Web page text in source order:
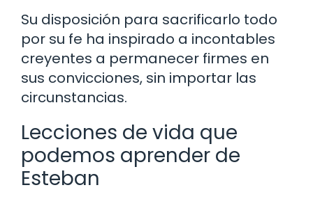
Su disposición para sacrificarlo todo
por su fe ha inspirado a incontables
creyentes a permanecer firmes en
sus convicciones, sin importar las
circunstancias.
Lecciones de vida que
podemos aprender de
Esteban